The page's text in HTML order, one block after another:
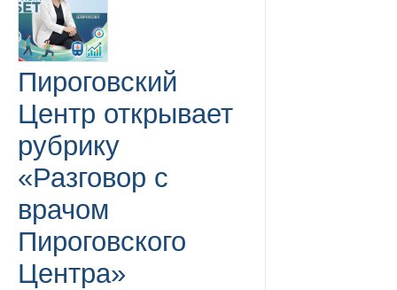
Пироговский
Центр открывает
рубрику
«Разговор с
врачом
Пироговского
Центра»